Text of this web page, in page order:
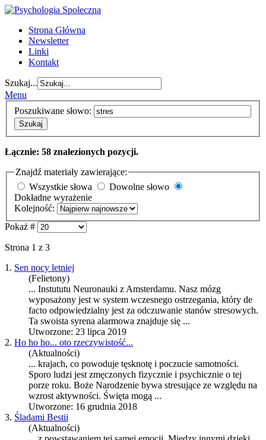
Strona Główna
Newsletter
Linki
Kontakt
Szukaj...
Menu
Poszukiwane słowo:
Szukaj
Łącznie: 58 znalezionych pozycji.
Znajdź materiały zawierające:
Wszystkie słowa
Dowolne słowo
Dokładne wyrażenie
Kolejność:
Pokaż #
Strona 1 z 3
1. Sen nocy letniej
(Felietony)
... Instututu Neuronauki z Amsterdamu. Nasz mózg
wyposażony jest w system wczesnego ostrzegania, który de
facto odpowiedzialny jest za odczuwanie stanów stresowych.
Ta swoista syrena alarmowa znajduje się ...
Utworzone: 23 lipca 2019
2. Ho ho ho... oto rzeczywistość...
(Aktualności)
... krajach, co powoduje tęsknotę i poczucie samotności.
Sporo ludzi jest zmęczonych fizycznie i psychicznie o tej
porze roku. Boże Narodzenie bywa stresujące ze względu na
wzrost aktywności. Święta mogą ...
Utworzone: 16 grudnia 2018
3. Śladami Bestii
(Aktualności)